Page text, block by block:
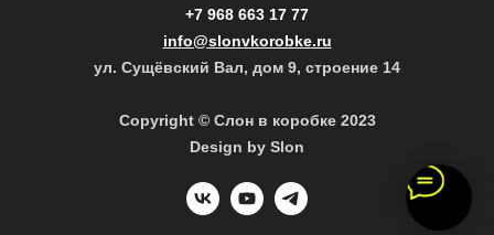
+7 968 663 17 77
info@slonvkorobke.ru
ул. Сущёвский Вал, дом 9, строение 14
Copyright © Слон в коробке 2023
Design by Slon